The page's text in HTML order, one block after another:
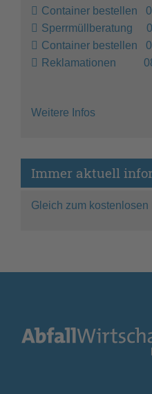
Container bestellen
Sperrmüllberatung
Container bestellen
Reklamationen
Weitere Infos
Immer aktuell
Gleich zum